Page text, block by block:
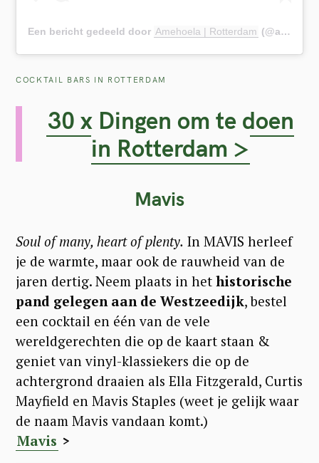
Een bericht gedeeld door Amehoela | Rotterdam (@amehoelarotterdam) op
COCKTAIL BARS IN ROTTERDAM
30 x Dingen om te doen
in Rotterdam >
Mavis
Soul of many, heart of plenty. In MAVIS herleef
je de warmte, maar ook de rauwheid van de
jaren dertig. Neem plaats in het historische
pand gelegen aan de Westzeedijk, bestel
een cocktail en één van de vele
wereldgerechten die op de kaart staan &
geniet van vinyl-klassiekers die op de
achtergrond draaien als Ella Fitzgerald, Curtis
Mayfield en Mavis Staples (weet je gelijk waar
de naam Mavis vandaan komt.)
Mavis >